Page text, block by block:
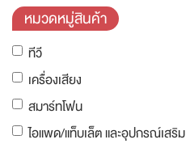
หมวดหมู่สินค้า
ทีวี
เครื่องเสียง
สมาร์ทโฟน
ไอแพด/แท็บเล็ต และอุปกรณ์เสริม